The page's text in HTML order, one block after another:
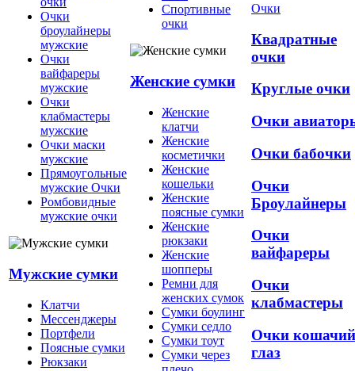
Очки
броулайнеры
мужские
Очки
вайфареры
мужские
Очки
клабмастеры
мужские
Очки маски
мужские
Прямоугольные
мужские Очки
Ромбовидные
мужские очки
Мужские сумки
Клатчи
Мессенджеры
Портфели
Поясные сумки
Рюкзаки
Спортивные
очки
Женские сумки
Женские
клатчи
Женские
косметички
Женские
кошельки
Женские
поясные сумки
Женские
рюкзаки
Женские
шопперы
Ремни для
женских сумок
Сумки боулинг
Сумки седло
Сумки тоут
Сумки через
Очки
Квадратные
очки
Круглые очки
Очки
Очки бабочки
Очки
Броулайнеры
Очки
вайфареры
Очки
клабмастеры
Очки кошачий
глаз